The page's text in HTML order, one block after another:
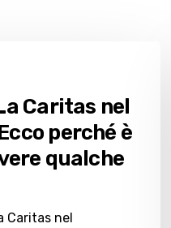
Caritas nel
perché è
qualche
Caritas nel